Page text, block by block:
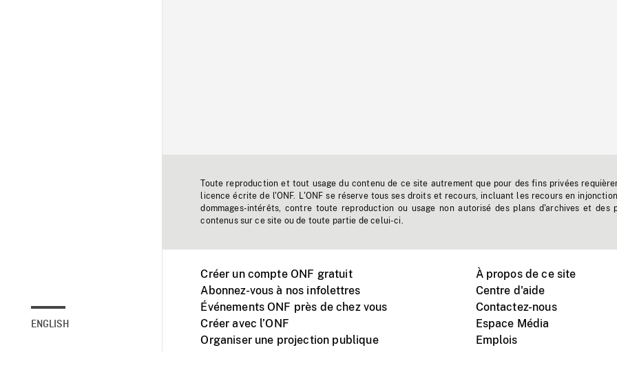
ENGLISH
Toute reproduction et tout usage du contenu de ce site autrement que pour des fins privées
licence écrite de l'ONF. L'ONF se réserve tous ses droits et recours, incluant les recours en
dommages-intérêts, contre toute reproduction ou usage non autorisé des plans d'archives et des
contenus sur ce site ou de toute partie de celui-ci.
Créer un compte ONF gratuit
Abonnez-vous à nos infolettres
Événements ONF près de chez vous
Créer avec l’ONF
Organiser une projection publique
À propos de ce site
Centre d'aide
Contactez-nous
Espace Média
Emplois